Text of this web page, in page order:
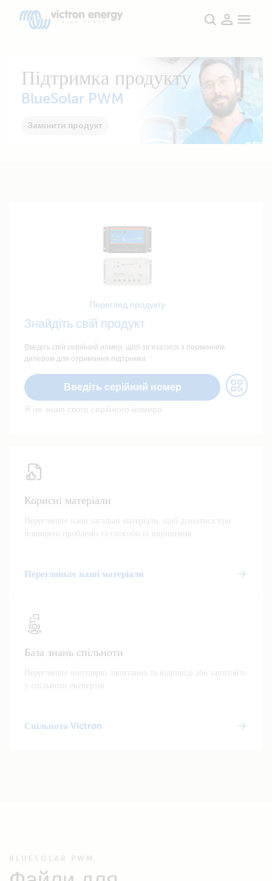
Підтримка продукту
BlueSolar PWM
Замінити продукт
Перегляд продукту
Знайдіть свій продукт
Введіть свій серійний номер, щоб зв’язатися з первинним
дилером для отримання підтримки.
Введіть серійний номер
Я не знаю свого серійного номера
Корисні матеріали
Перегляньте наші загальні матеріали, щоб дізнатися про
поширені проблеми та способи їх вирішення.
Перегляньте наші матеріали
База знань спільноти
Перегляньте популярні запитання та відповіді або запитайте
у спільноти експертів.
Спільнота Victron
BLUESOLAR PWM